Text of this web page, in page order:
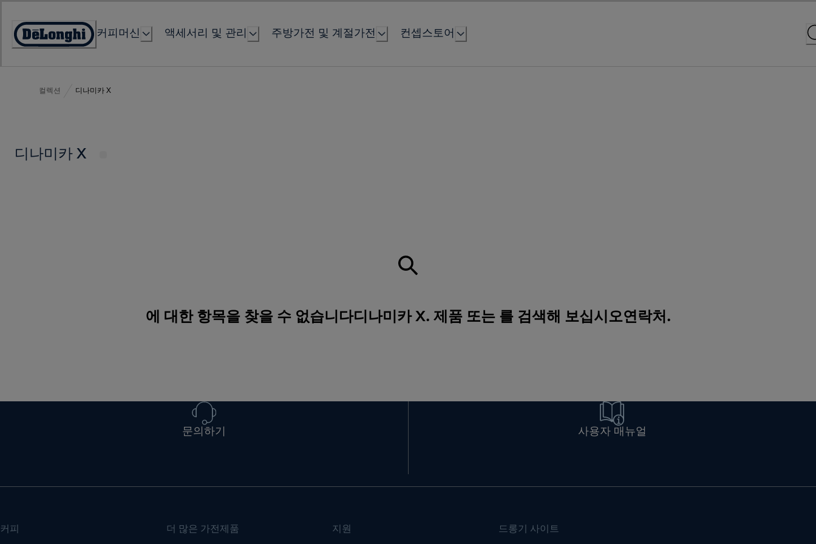
Content
Accessibility
커피머신 액세서리 및 관리 주방가전 및 계절가전 컨셉스토어
컬렉션 디나미카 X
디나미카 X
에 대한 항목을 찾을 수 없습니다디나미카 X. 제품 또는 를 검색해 보십시오연락처 .
문의하기 사용자 매뉴얼
커피 더 많은 가전제품 지원 드롱기 사이트